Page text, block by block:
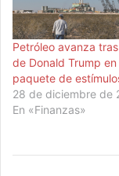
Petróleo avanza
de Donald Trump en
paquete de
28 de diciembre de
En «Finanzas»